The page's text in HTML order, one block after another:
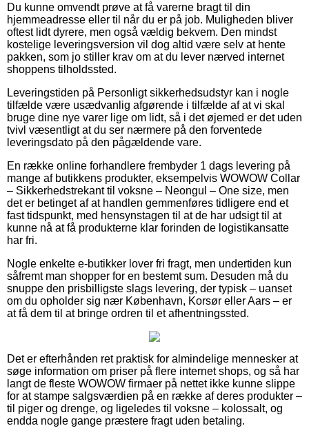
Du kunne omvendt prøve at få varerne bragt til din
hjemmeadresse eller til når du er på job. Muligheden bliver
oftest lidt dyrere, men også vældig bekvem. Den mindst
kostelige leveringsversion vil dog altid være selv at hente
pakken, som jo stiller krav om at du lever nærved internet
shoppens tilholdssted.
Leveringstiden på Personligt sikkerhedsudstyr kan i nogle
tilfælde være usædvanlig afgørende i tilfælde af at vi skal
bruge dine nye varer lige om lidt, så i det øjemed er det uden
tvivl væsentligt at du ser nærmere på den forventede
leveringsdato på den pågældende vare.
En række online forhandlere frembyder 1 dags levering på
mange af butikkens produkter, eksempelvis WOWOW Collar
– Sikkerhedstrekant til voksne – Neongul – One size, men
det er betinget af at handlen gemmenføres tidligere end et
fast tidspunkt, med hensynstagen til at de har udsigt til at
kunne nå at få produkterne klar forinden de logistikansatte
har fri.
Nogle enkelte e-butikker lover fri fragt, men undertiden kun
såfremt man shopper for en bestemt sum. Desuden må du
snuppe den prisbilligste slags levering, der typisk – uanset
om du opholder sig nær København, Korsør eller Aars – er
at få dem til at bringe ordren til et afhentningssted.
Det er efterhånden ret praktisk for almindelige mennesker at
søge information om priser på flere internet shops, og så har
langt de fleste WOWOW firmaer på nettet ikke kunne slippe
for at stampe salgsværdien på en række af deres produkter –
til piger og drenge, og ligeledes til voksne – kolossalt, og
endda nogle gange præstere fragt uden betaling.